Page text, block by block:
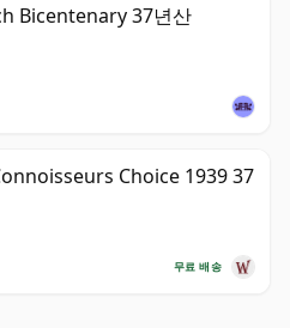
Bicentenary 37년산
Choice 1939 37
무료 배송